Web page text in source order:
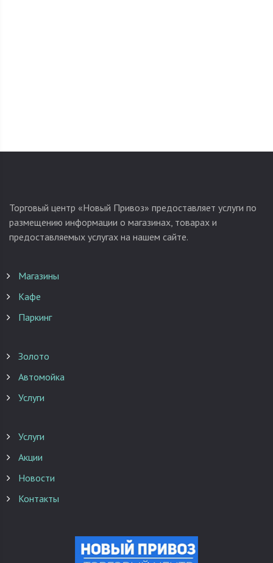
Торговый центр «Новый Привоз» предоставляет услуги по
размещению информации о магазинах, товарах и
предоставляемых услугах на нашем сайте.
Магазины
Кафе
Паркинг
Золото
Автомойка
Услуги
Услуги
Акции
Новости
Контакты